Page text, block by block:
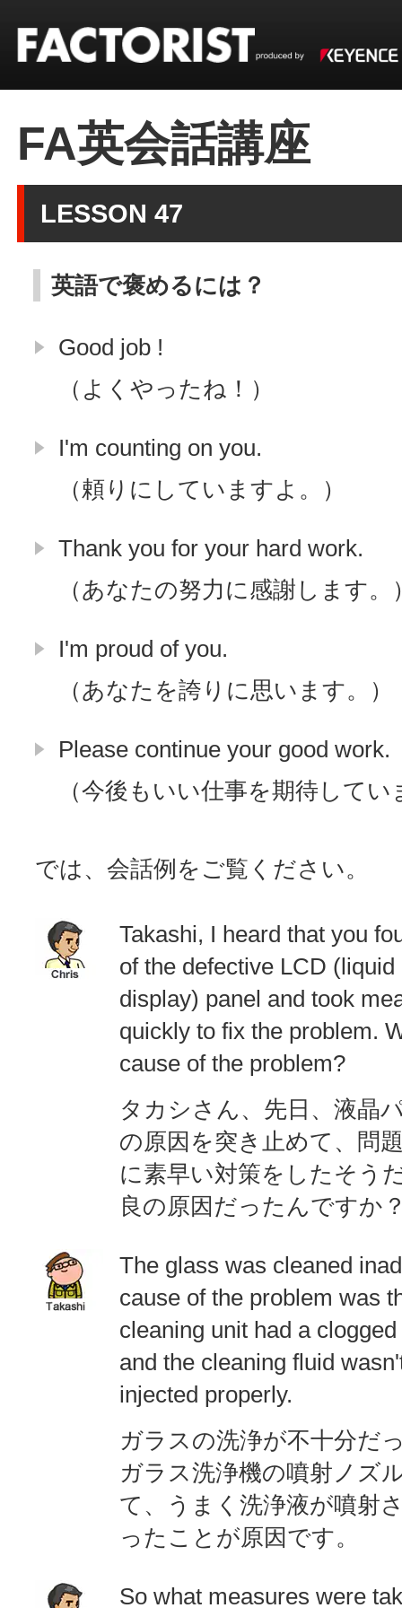
FA英会話講座
LESSON 47
英語で褒めるには？
Good job !
（よくやったね！）
I'm counting on you.
（頼りにしていますよ。）
Thank you for your hard work.
（あなたの努力に感謝します。
I'm proud of you.
（あなたを誇りに思います。）
Please continue your good work.
（今後もいい仕事を期待してい
では、会話例をご覧ください。
Takashi, I heard that you
of the defective LCD
display) panel and took
quickly to fix the problem.
cause of the problem?
タカシさん、先日、液晶
の原因を突き止めて、問
に素早い対策をしたそう
良の原因だったんですか
The glass was cleaned
cause of the problem was
cleaning unit had a
and the cleaning fluid
injected properly.
ガラスの洗浄が不十分だ
ガラス洗浄機の噴射ノズ
て、うまく洗浄液が噴射
ったことが原因です。
So what measures were